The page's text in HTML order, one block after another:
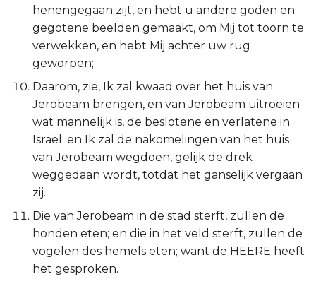
2 Johannes
Judas
Openbaring
henengegaan zijt, en hebt u andere goden en
gegotene beelden gemaakt, om Mij tot toorn te
verwekken, en hebt Mij achter uw rug
geworpen;
Daarom, zie, Ik zal kwaad over het huis van
Jerobeam brengen, en van Jerobeam uitroeien
wat mannelijk is, de beslotene en verlatene in
Israël; en Ik zal de nakomelingen van het huis
van Jerobeam wegdoen, gelijk de drek
weggedaan wordt, totdat het ganselijk vergaan
zij.
Die van Jerobeam in de stad sterft, zullen de
honden eten; en die in het veld sterft, zullen de
vogelen des hemels eten; want de HEERE heeft
het gesproken.